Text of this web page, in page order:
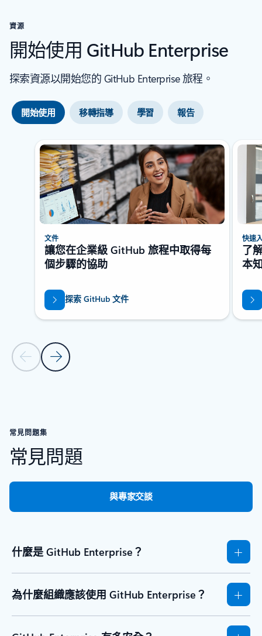
資源
開始使用 GitHub Enterprise
探索資源以開始您的 GitHub Enterprise 旅程。
開始使用 移轉指導 學習 報告
顯示 1 張投影片 (共 4 張)
上一張投影片下一張投影片
文件
讓您在企業級 GitHub 旅程中取得每
個步驟的協助
探索 GitHub 文件
快速
了
本
常見問題集
常見問題
與專家交談
什麼是 GitHub Enterprise？
為什麼組織應該使用 GitHub Enterprise？